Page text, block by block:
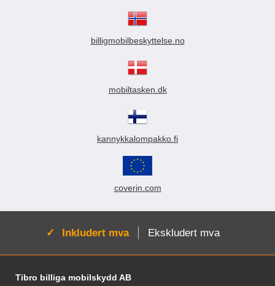
billigmobilbeskyttelse.no
mobiltasken.dk
kannykkalompakko.fi
coverin.com
Aktiv:
Inkludert mva Ekskludert mva
Footer-innhold Blandet informasjon og
Tibro billiga mobilskydd AB